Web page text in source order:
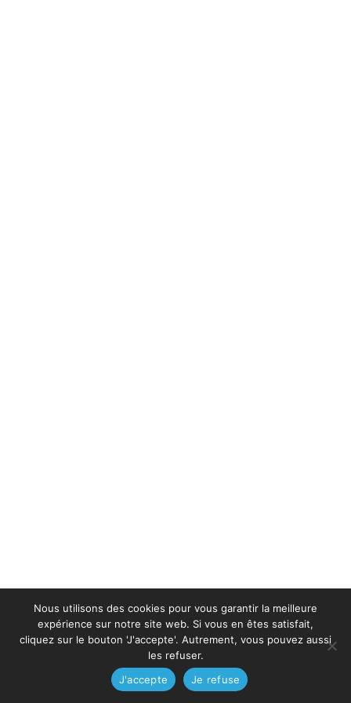
Nous utilisons des cookies pour vous garantir la meilleure
expérience sur notre site web. Si vous en êtes satisfait,
cliquez sur le bouton 'J'accepte'. Autrement, vous pouvez aussi
les refuser.
J'accepte
Je refuse